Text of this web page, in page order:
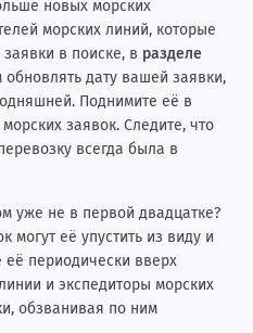
новых морских
морских линий, которые
в поиске, в разделе
дату вашей заявки,
Поднимите её в
заявок. Следите, что
всегда была в
уже не в первой двадцатке?
могут её упустить из виду и
периодически вверх
и экспедиторы морских
обзванивая по ним